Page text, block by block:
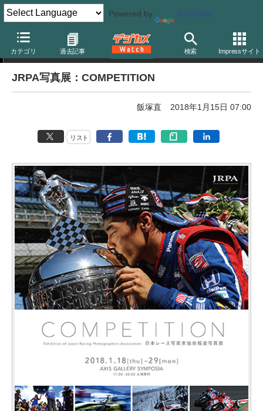
Powered by Translate
カテゴリ 過去記事 検索 Impressサイト
写真展告知
JRPA写真展：COMPETITION
飯塚直 2018年1月15日 07:00
リスト